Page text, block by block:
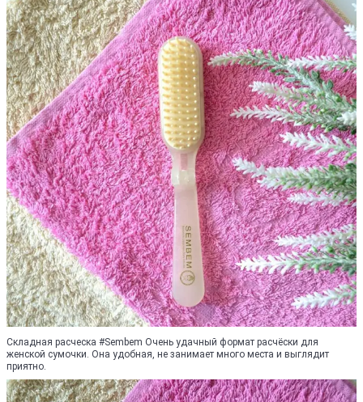
Складная расческа #Sembem Очень удачный формат расчёски для
женской сумочки. Она удобная, не занимает много места и выглядит
приятно.